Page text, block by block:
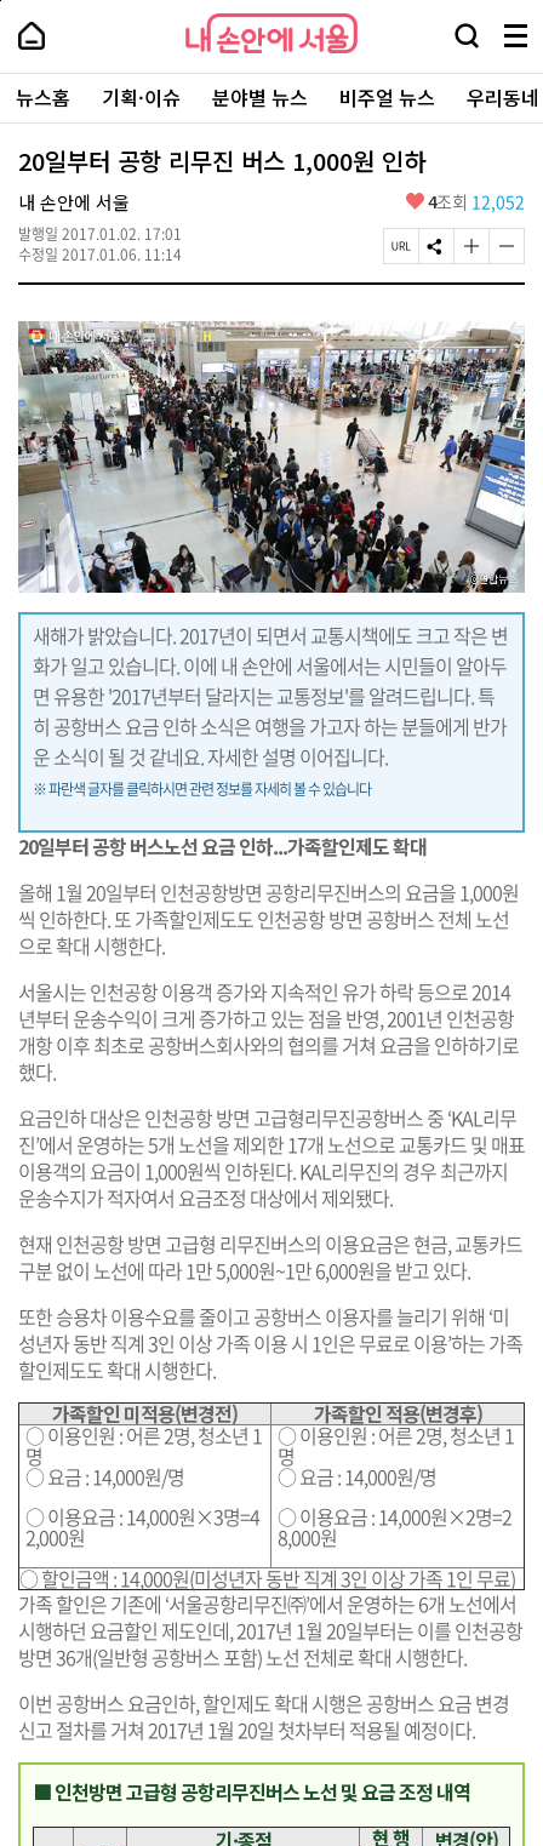
본
로
가
내
손
안
에
서
울
-
서
울
시
대
표
소
포
털
내
손
에
울
검
창
열
기
메
뉴
전
체
보
주
요
서
뉴스홈 기획·이슈 분야별 뉴스 비주얼 뉴스 우리동
20일부터 공항 리무진 버스 1,000원 인하
내 손안에 서울
발행일 2017.01.02. 17:01
수정일 2017.01.06. 11:14
좋
요
4조회 12,052
페
이
R
L
복
사
S
N
공
유
하
기
글
자
크
게
변
경
하
기
글
자
기
작
게
변
경
하
기
새해가 밝았습니다. 2017년이 되면서 교통시책에도 크고 작은 변
화가 일고 있습니다. 이에 내 손안에 서울에서는 시민들이 알아두
면 유용한 '2017년부터 달라지는 교통정보'를 알려드립니다. 특
히 공항버스 요금 인하 소식은 여행을 가고자 하는 분들에게 반가
운 소식이 될 것 같네요. 자세한 설명 이어집니다.
※ 파란색 글자를 클릭하시면 관련 정보를 자세히 볼 수 있습니다
20일부터 공항 버스노선 요금 인하...가족할인제도 확대
올해 1월 20일부터 인천공항방면 공항리무진버스의 요금을 1,000원
씩 인하한다. 또 가족할인제도도 인천공항 방면 공항버스 전체 노선
으로 확대 시행한다.
서울시는 인천공항 이용객 증가와 지속적인 유가 하락 등으로 2014
년부터 운송수익이 크게 증가하고 있는 점을 반영, 2001년 인천공항
개항 이후 최초로 공항버스회사와의 협의를 거쳐 요금을 인하하기로
했다.
요금인하 대상은 인천공항 방면 고급형리무진공항버스 중 ‘KAL리무
진’에서 운영하는 5개 노선을 제외한 17개 노선으로 교통카드 및 매표
이용객의 요금이 1,000원씩 인하된다. KAL리무진의 경우 최근까지
운송수지가 적자여서 요금조정 대상에서 제외됐다.
현재 인천공항 방면 고급형 리무진버스의 이용요금은 현금, 교통카드
구분 없이 노선에 따라 1만 5,000원~1만 6,000원을 받고 있다.
또한 승용차 이용수요를 줄이고 공항버스 이용자를 늘리기 위해 ‘미
성년자 동반 직계 3인 이상 가족 이용 시 1인은 무료로 이용’하는 가족
할인제도도 확대 시행한다.
가족할인 미적용(변경전)
가족할인 적용(변경후)
○ 이용인원 : 어른 2명, 청소년 1
명
○ 요금 : 14,000원/명
○ 이용요금 : 14,000원×3명=4
2,000원
○ 이용인원 : 어른 2명, 청소년 1
명
○ 요금 : 14,000원/명
○ 이용요금 : 14,000원×2명=2
8,000원
○ 할인금액 : 14,000원(미성년자 동반 직계 3인 이상 가족 1인 무료)
가족 할인은 기존에 ‘서울공항리무진㈜’에서 운영하는 6개 노선에서
시행하던 요금할인 제도인데, 2017년 1월 20일부터는 이를 인천공항
방면 36개(일반형 공항버스 포함) 노선 전체로 확대 시행한다.
이번 공항버스 요금인하, 할인제도 확대 시행은 공항버스 요금 변경
신고 절차를 거쳐 2017년 1월 20일 첫차부터 적용될 예정이다.
■ 인천방면 고급형 공항리무진버스 노선 및 요금 조정 내역
현 행
페
상
단
로